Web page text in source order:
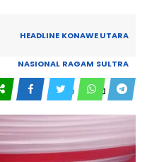
HEADLINE KONAWE UTARA
NASIONAL RAGAM SULTRA
0 245